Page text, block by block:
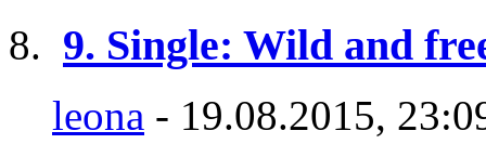
9. Single: Wild and
leona - 19.08.2015,